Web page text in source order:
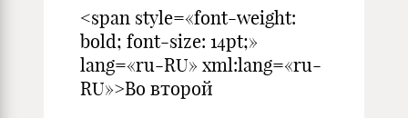
<span style=«font-weight:
bold; font-size: 14pt;»
lang=«ru-RU» xml:lang=«ru-
RU»>Во второй